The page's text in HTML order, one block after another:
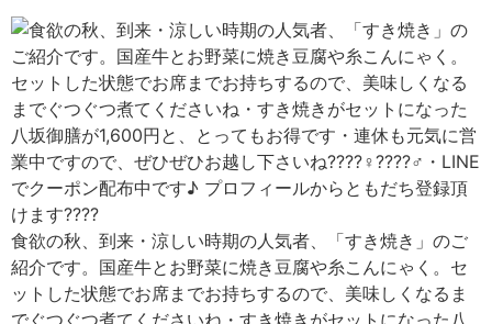
食欲の秋、到来・涼しい時期の人気者、「すき焼き」のご
紹介です。国産牛とお野菜に焼き豆腐や糸こんにゃく。セ
ットした状態でお席までお持ちするので、美味しくなるま
でぐつぐつ煮てくださいね・すき焼きがセットになった八